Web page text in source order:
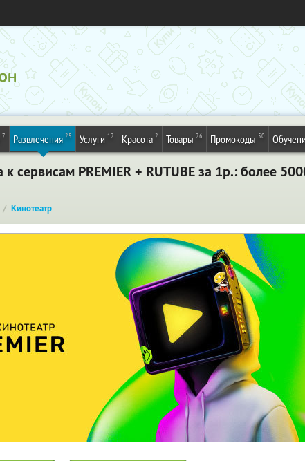
7 Развлечения 25 Услуги 12 Красота 2 Товары 26 Промокоды 50
к сервисам PREMIER + RUTUBE за 1р.: более
Кинотеатр